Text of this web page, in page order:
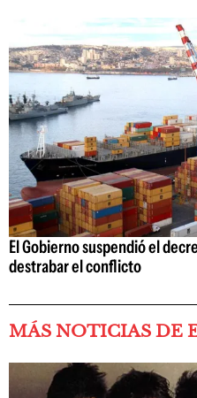
El Gobierno suspendió el
destrabar el conflicto
MÁS NOTICIAS DE